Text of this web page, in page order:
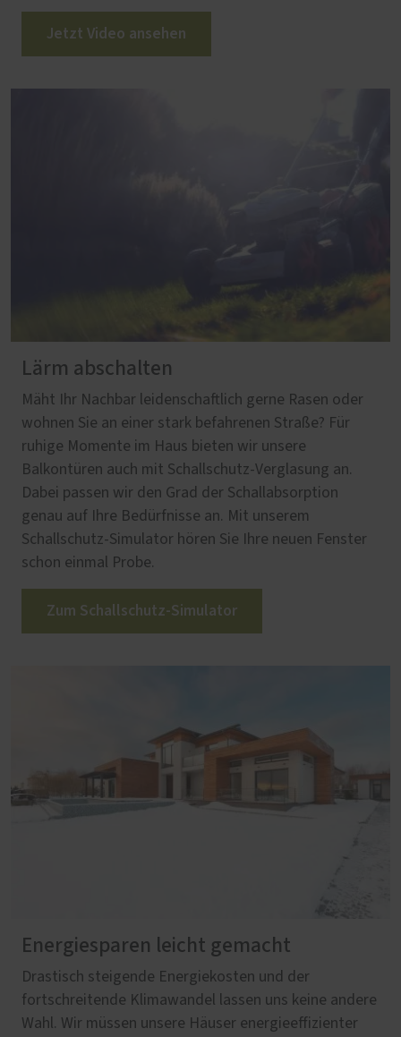
Jetzt Video ansehen
Lärm abschalten
Mäht Ihr Nachbar leidenschaftlich gerne Rasen oder
wohnen Sie an einer stark befahrenen Straße? Für
ruhige Momente im Haus bieten wir unsere
Balkontüren auch mit Schallschutz-Verglasung an.
Dabei passen wir den Grad der Schallabsorption
genau auf Ihre Bedürfnisse an. Mit unserem
Schallschutz-Simulator hören Sie Ihre neuen Fenster
schon einmal Probe.
Zum Schallschutz-Simulator
Energiesparen leicht gemacht
Drastisch steigende Energiekosten und der
fortschreitende Klimawandel lassen uns keine andere
Wahl. Wir müssen unsere Häuser energieeffizienter